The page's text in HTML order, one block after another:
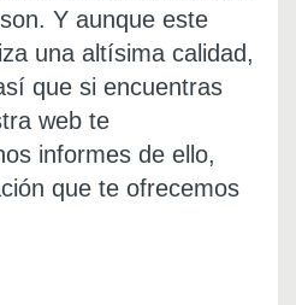
Y aunque este
una altísima calidad,
que si encuentras
web te
informes de ello,
que te ofrecemos